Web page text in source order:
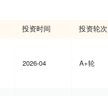
投资时间 投资轮次
2026-04 A+轮